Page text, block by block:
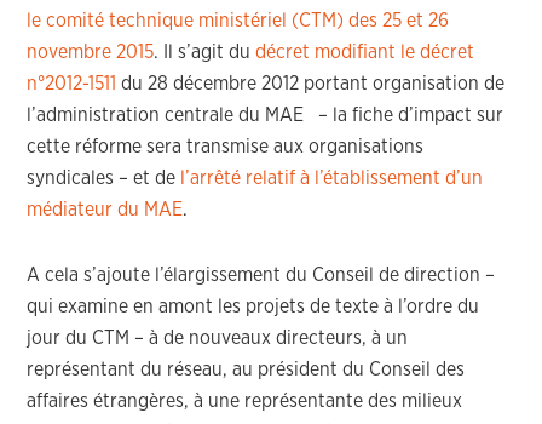
le comité technique ministériel (CTM) des 25 et 26
novembre 2015. Il s’agit dudécret modifiant le décret
n°2012-1511 du 28 décembre 2012 portant organisation de
l’administration centrale du MAE – la fiche d’impact sur
cette réforme sera transmise aux organisations
syndicales – et de l’arrêté relatif à l’établissement d’un
médiateur du MAE.
A cela s’ajoute l’élargissement du Conseil de direction –
qui examine en amont les projets de texte à l’ordre du
jour du CTM – à de nouveaux directeurs, à un
représentant du réseau, au président du Conseil des
affaires étrangères, à une représentante des milieux